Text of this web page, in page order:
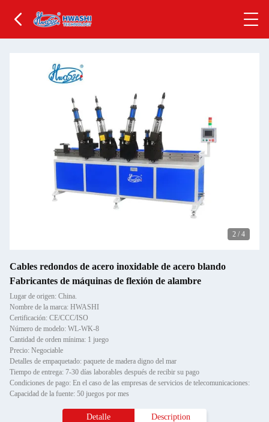
2 / 4
Cables redondos de acero inoxidable de acero blando
Fabricantes de máquinas de flexión de alambre
Lugar de origen: China.
Nombre de la marca: HWASHI
Certificación: CE/CCC/ISO
Número de modelo: WL-WK-8
Cantidad de orden mínima: 1 juego
Precio: Negociable
Detalles de empaquetado: paquete de madera digno del mar
Tiempo de entrega: 7-30 días laborables después de recibir su pago
Condiciones de pago: En el caso de las empresas de servicios de telecomunicaciones:
Capacidad de la fuente: 50 juegos por mes
Detalle Description